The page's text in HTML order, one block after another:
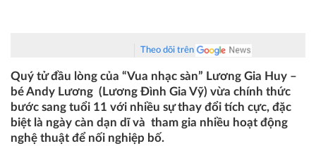
Theo dõi trên
Quý tử đầu lòng của “Vua nhạc sàn” Lương Gia Huy –
bé Andy Lương (Lương Đình Gia Vỹ) vừa chính thức
bước sang tuổi 11 với nhiều sự thay đổi tích cực, đặc
biệt là ngày càn dạn dĩ và tham gia nhiều hoạt động
nghệ thuật để nối nghiệp bố.